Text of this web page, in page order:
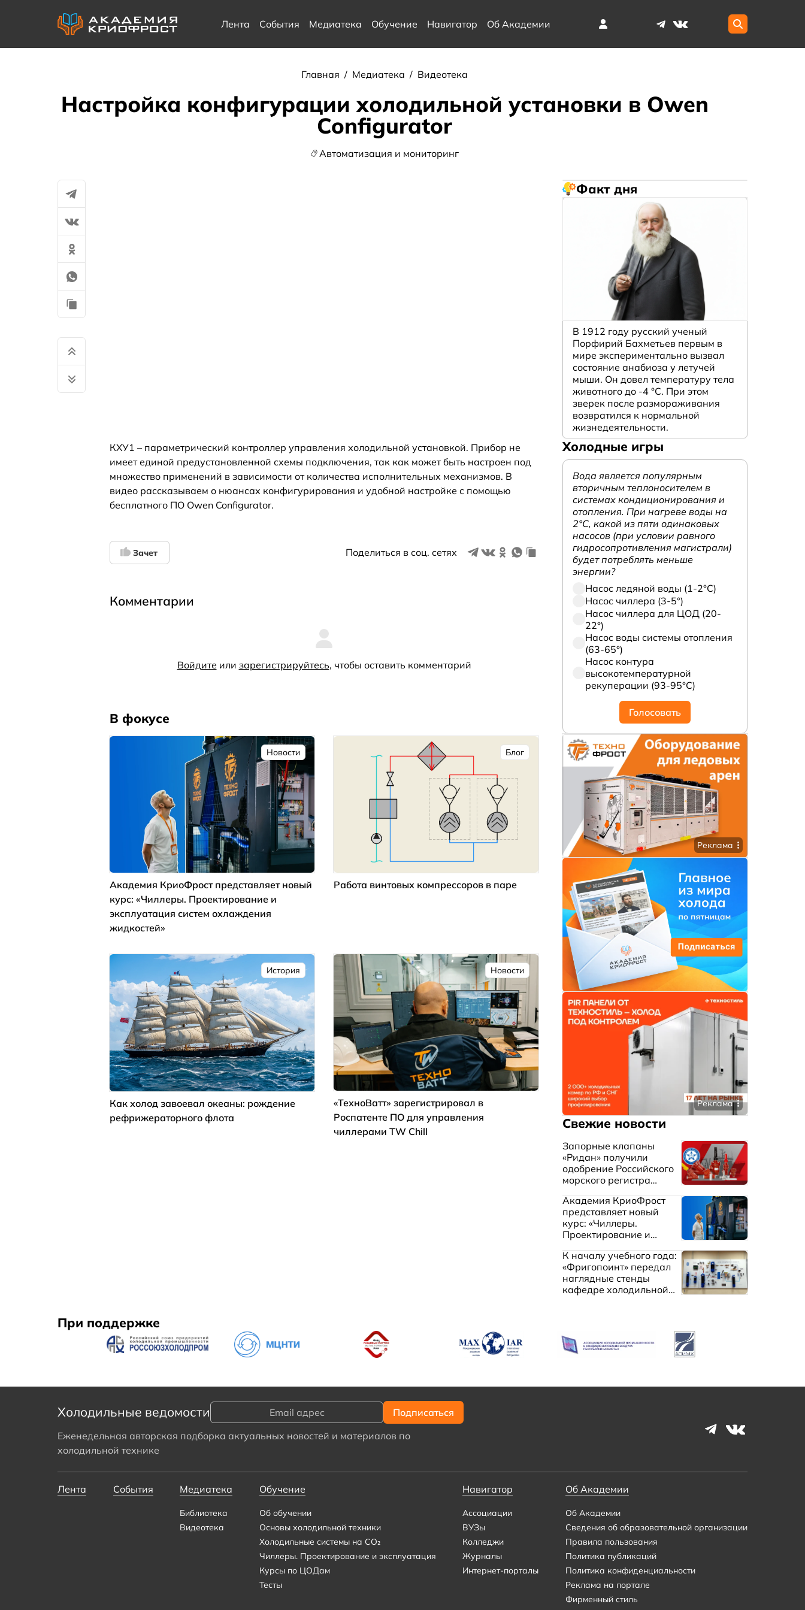
Лента События Медиатека Обучение Навигатор Об Академии
Главная / Медиатека / Видеотека
Настройка конфигурации холодильной установки в Owen
Configurator
Автоматизация и мониторинг
КХУ1 – параметрический контроллер управления холодильной установкой. Прибор не
имеет единой предустановленной схемы подключения, так как может быть настроен под
множество применений в зависимости от количества исполнительных механизмов. В
видео рассказываем о нюансах конфигурирования и удобной настройке с помощью
бесплатного ПО Owen Configurator.
Зачет Поделиться в соц. сетях
Комментарии
Войдите или зарегистрируйтесь, чтобы оставить комментарий
В фокусе
Новости
Академия КриоФрост представляет новый
курс: «Чиллеры. Проектирование и
эксплуатация систем охлаждения
жидкостей»
Блог
Работа винтовых компрессоров в паре
История
Как холод завоевал океаны: рождение
рефрижераторного флота
Новости
«ТехноВатт» зарегистрировал в
Роспатенте ПО для управления
чиллерами TW Chill
Факт дня
В 1912 году русский ученый
Порфирий Бахметьев первым в
мире экспериментально вызвал
состояние анабиоза у летучей
мыши. Он довел температуру тела
животного до -4 °C. При этом
зверек после размораживания
возвратился к нормальной
жизнедеятельности.
Холодные игры
Вода является популярным
вторичным теплоносителем в
системах кондиционирования и
отопления. При нагреве воды на
2°С, какой из пяти одинаковых
насосов (при условии равного
гидросопротивления магистрали)
будет потреблять меньше
энергии?
Насос ледяной воды (1-2°С)
Насос чиллера (3-5°)
Насос чиллера для ЦОД (20-
22°)
Насос воды системы отопления
(63-65°)
Насос контура
высокотемпературной
рекуперации (93-95°С)
Голосовать
Реклама
Реклама
Свежие новости
Запорные клапаны
«Ридан» получили
одобрение Российского
морского регистра
Академия КриоФрост
представляет новый
курс: «Чиллеры.
Проектирование и
охлаждения жидкостей»
К началу учебного года:
«Фригопоинт» передал
наглядные стенды
кафедре холодильной
При поддержке
Холодильные ведомости
Еженедельная авторская подборка актуальных новостей и материалов по
холодильной технике
Лента События Медиатека
Библиотека
Видеотека
Обучение
Об обучении
Основы холодильной техники
Холодильные системы на CO₂
Чиллеры. Проектирование и эксплуатация
Курсы по ЦОДам
Тесты
Навигатор
Ассоциации
ВУЗы
Колледжи
Журналы
Интернет-порталы
Об Академии
Об Академии
Сведения об образовательной организации
Правила пользования
Политика публикаций
Политика конфиденциальности
Реклама на портале
Фирменный стиль